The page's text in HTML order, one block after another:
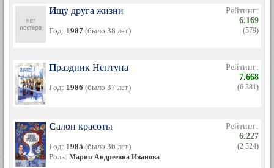
Ищу друга жизни
Год: 1987 (было 38 лет)
Рейтинг:
6.169
(579)
Праздник Нептуна
Год: 1986 (было 37 лет)
Рейтинг:
7.668
(6 381)
Салон красоты
Год: 1985 (было 36 лет)
Роль: Мария Андреевна Иванова
Рейтинг:
6.227
(2 524)